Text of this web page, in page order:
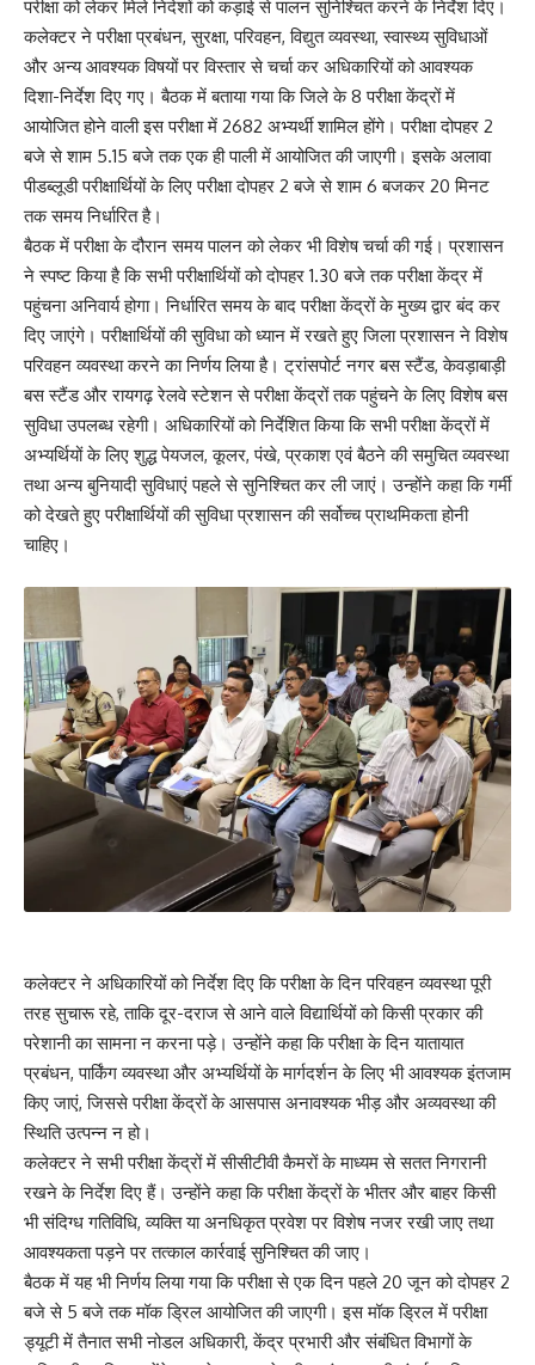
परीक्षा को लेकर मिले निदेशों को कड़ाई से पालन सुनिश्चित करने के निर्देश दिए।
कलेक्टर ने परीक्षा प्रबंधन, सुरक्षा, परिवहन, विद्युत व्यवस्था, स्वास्थ्य सुविधाओं
और अन्य आवश्यक विषयों पर विस्तार से चर्चा कर अधिकारियों को आवश्यक
दिशा-निर्देश दिए गए। बैठक में बताया गया कि जिले के 8 परीक्षा केंद्रों में
आयोजित होने वाली इस परीक्षा में 2682 अभ्यर्थी शामिल होंगे। परीक्षा दोपहर 2
बजे से शाम 5.15 बजे तक एक ही पाली में आयोजित की जाएगी। इसके अलावा
पीडब्लूडी परीक्षार्थियों के लिए परीक्षा दोपहर 2 बजे से शाम 6 बजकर 20 मिनट
तक समय निर्धारित है।
बैठक में परीक्षा के दौरान समय पालन को लेकर भी विशेष चर्चा की गई। प्रशासन
ने स्पष्ट किया है कि सभी परीक्षार्थियों को दोपहर 1.30 बजे तक परीक्षा केंद्र में
पहुंचना अनिवार्य होगा। निर्धारित समय के बाद परीक्षा केंद्रों के मुख्य द्वार बंद कर
दिए जाएंगे। परीक्षार्थियों की सुविधा को ध्यान में रखते हुए जिला प्रशासन ने विशेष
परिवहन व्यवस्था करने का निर्णय लिया है। ट्रांसपोर्ट नगर बस स्टैंड, केवड़ाबाड़ी
बस स्टैंड और रायगढ़ रेलवे स्टेशन से परीक्षा केंद्रों तक पहुंचने के लिए विशेष बस
सुविधा उपलब्ध रहेगी। अधिकारियों को निर्देशित किया कि सभी परीक्षा केंद्रों में
अभ्यर्थियों के लिए शुद्ध पेयजल, कूलर, पंखे, प्रकाश एवं बैठने की समुचित व्यवस्था
तथा अन्य बुनियादी सुविधाएं पहले से सुनिश्चित कर ली जाएं। उन्होंने कहा कि गर्मी
को देखते हुए परीक्षार्थियों की सुविधा प्रशासन की सर्वोच्च प्राथमिकता होनी
चाहिए।
कलेक्टर ने अधिकारियों को निर्देश दिए कि परीक्षा के दिन परिवहन व्यवस्था पूरी
तरह सुचारू रहे, ताकि दूर-दराज से आने वाले विद्यार्थियों को किसी प्रकार की
परेशानी का सामना न करना पड़े। उन्होंने कहा कि परीक्षा के दिन यातायात
प्रबंधन, पार्किंग व्यवस्था और अभ्यर्थियों के मार्गदर्शन के लिए भी आवश्यक इंतजाम
किए जाएं, जिससे परीक्षा केंद्रों के आसपास अनावश्यक भीड़ और अव्यवस्था की
स्थिति उत्पन्न न हो।
कलेक्टर ने सभी परीक्षा केंद्रों में सीसीटीवी कैमरों के माध्यम से सतत निगरानी
रखने के निर्देश दिए हैं। उन्होंने कहा कि परीक्षा केंद्रों के भीतर और बाहर किसी
भी संदिग्ध गतिविधि, व्यक्ति या अनधिकृत प्रवेश पर विशेष नजर रखी जाए तथा
आवश्यकता पड़ने पर तत्काल कार्रवाई सुनिश्चित की जाए।
बैठक में यह भी निर्णय लिया गया कि परीक्षा से एक दिन पहले 20 जून को दोपहर 2
बजे से 5 बजे तक मॉक ड्रिल आयोजित की जाएगी। इस मॉक ड्रिल में परीक्षा
ड्यूटी में तैनात सभी नोडल अधिकारी, केंद्र प्रभारी और संबंधित विभागों के